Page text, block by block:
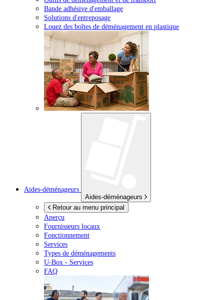
Bande adhésive d'emballage
Solutions d'entreposage
Louez des boîtes de déménagement en plastique
Aides-déménageurs
Aides-déménageurs
Retour au menu principal
Aperçu
Fournisseurs locaux
Fonctionnement
Services
Types de déménagements
U-Box - Services
FAQ